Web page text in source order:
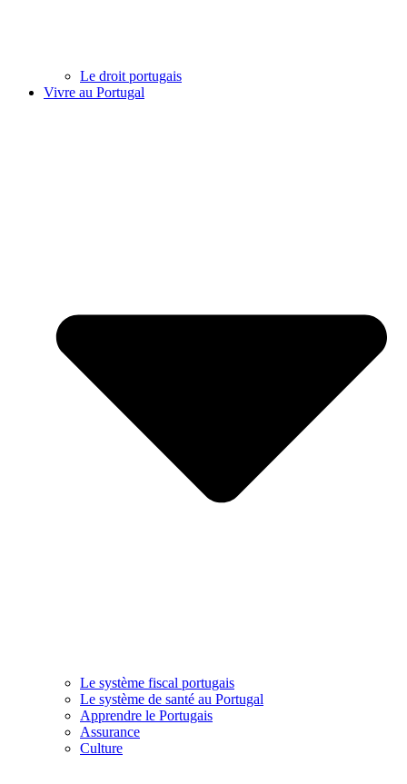
Le droit portugais
Vivre au Portugal
Le système fiscal portugais
Le système de santé au Portugal
Apprendre le Portugais
Assurance
Culture